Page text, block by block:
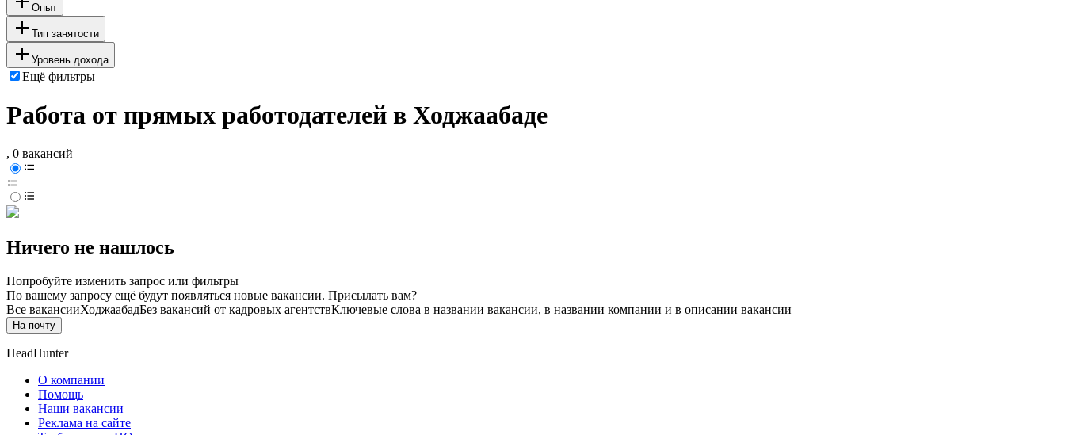
Опыт
Тип занятости
Уровень дохода
Ещё фильтры
Работа от прямых работодателей в Ходжаабаде
, 0 вакансий
Ничего не нашлось
Попробуйте изменить запрос или фильтры
По вашему запросу ещё будут появляться новые вакансии. Присылать вам?
Все вакансииХоджаабадБез вакансий от кадровых агентствКлючевые слова в названии вакансии, в названии компании и в описании вакансии
На почту
HeadHunter
О компании
Помощь
Наши вакансии
Реклама на сайте